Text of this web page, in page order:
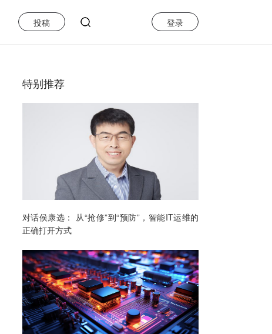
投稿 登录
特别推荐
对话侯康选： 从“抢修”到“预防”，智能IT运维的
正确打开方式